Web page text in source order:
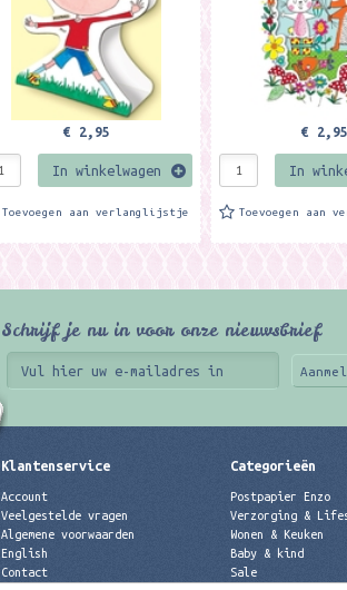
€ 2,95
In winkelwagen
Toevoegen aan verlanglijstje
€ 2,95
In
Toevoegen aan
Schrijf je nu in voor onze nieuwsbrief
Klantenservice
Account
Veelgestelde vragen
Algemene voorwaarden
English
Contact
Categorieën
Postpapier Enzo
Verzorging &
Wonen & Keuken
Baby & kind
Sale